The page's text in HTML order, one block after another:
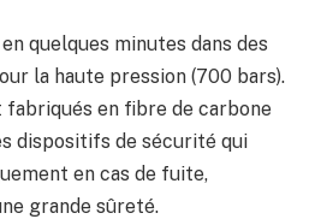
quelques minutes dans des
la haute pression (700 bars).
fabriqués en fibre de carbone
dispositifs de sécurité qui
en cas de fuite,
grande sûreté.